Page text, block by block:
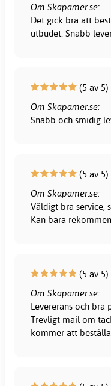
Om Skapamer.se:
Det gick bra att
utbudet. Snabb
(5 av
Om Skapamer.se:
Snabb och smidig
(5 av
Om Skapamer.se:
Väldigt bra service,
Kan bara
(5 av
Om Skapamer.se:
Levererans och bra
Trevligt mail om
kommer att